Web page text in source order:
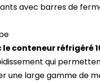
avec barres de
conteneur réfrigéré
qui
une large gamme de